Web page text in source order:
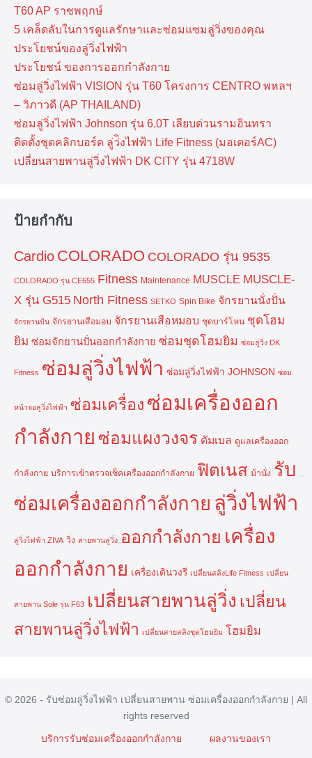
T60 AP ราชพฤกษ์
5 เคล็ดลับในการดูแลรักษาและซ่อมแซมลู่วิ่งของคุณ
ประโยชน์ของลู่วิ่งไฟฟ้า
ประโยชน์ ของการออกกำลังกาย
ซ่อมลู่วิ่งไฟฟ้า VISION รุ่น T60 โครงการ CENTRO พหลฯ
– วิภาวดี (AP THAILAND)
ซ่อมลู่วิ่งไฟฟ้า Johnson รุ่น 6.0T เลียบด่วนรามอินทรา
ติดตั้งชุดคลิกบอร์ด ลู่ว่ิงไฟฟ้า Life Fitness (มอเตอร์AC)
เปลี่ยนสายพานลู่วิ่งไฟฟ้า DK CITY รุ่น 4718W
ป้ายกำกับ
Cardio COLORADO COLORADO รุ่น 9535
COLORADO รุ่น CE655 Fitness Maintenance MUSCLE MUSCLE-
X รุ่น G515 North Fitness SETKO Spin Bike จักรยานนั่งปั่น
จักรยานปั่น จักรยานเสือมอบ จักรยานเสือหมอบ ชุดบาร์โหน ชุดโฮม
ยิม ซ่อมจักยานปั่นออกกำลังกาย ซ่อมชุดโฮมยิม ซ่อมลู่วิ่ง DK
Fitness ซ่อมลู่วิ่งไฟฟ้า ซ่อมลู่วิ่งไฟฟ้า JOHNSON ซ่อม
หน้าจอลู่วิ่งไฟฟ้า ซ่อมเครื่อง ซ่อมเครื่องออก
กำลังกาย ซ่อมแผงวงจร ดัมเบล ดูแลเครื่องออก
กำลังกาย บริการเข้าตรวจเช็คเครื่องออกกำลังกาย ฟิตเนส ม้านั่ง รับ
ซ่อมเครื่องออกกำลังกาย ลู่วิ่งไฟฟ้า
ลู่วิ่งไฟฟ้า ZIVA วิ่ง สายพานลู่วิ่ง ออกกำลังกาย เครื่อง
ออกกำลังกาย เครื่องเดินวงรี เปลี่ยนสลิงLife Fitness เปลี่ยน
สายพาน Sole รุ่น F63 เปลี่ยนสายพานลู่วิ่ง เปลี่ยน
สายพานลู่วิ่งไฟฟ้า เปลี่ยนสายสลิงชุดโฮมยิม โฮมยิม
© 2026 - รับซ่อมลู่วิ่งไฟฟ้า เปลี่ยนสายพาน ซ่อมเครื่องออกกำลังกาย | All
rights reserved
บริการรับซ่อมเครื่องออกกำลังกาย ผลงานของเรา